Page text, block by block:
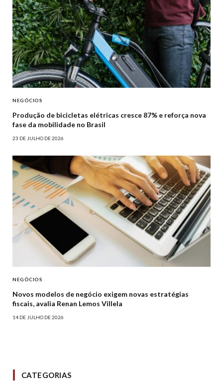
NEGÓCIOS
Produção de bicicletas elétricas cresce 87% e reforça nova
fase da mobilidade no Brasil
23 DE JULHO DE 2026
NEGÓCIOS
Novos modelos de negócio exigem novas estratégias
fiscais, avalia Renan Lemos Villela
14 DE JULHO DE 2026
CATEGORIAS